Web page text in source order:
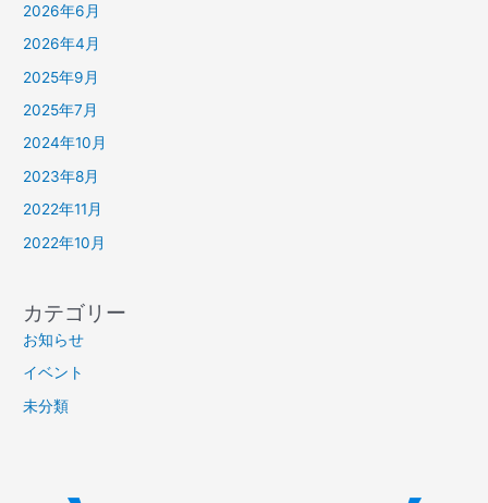
2026年6月
2026年4月
2025年9月
2025年7月
2024年10月
2023年8月
2022年11月
2022年10月
カテゴリー
お知らせ
イベント
未分類